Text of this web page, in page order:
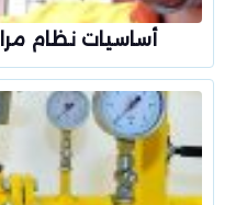
أساسيات نظام